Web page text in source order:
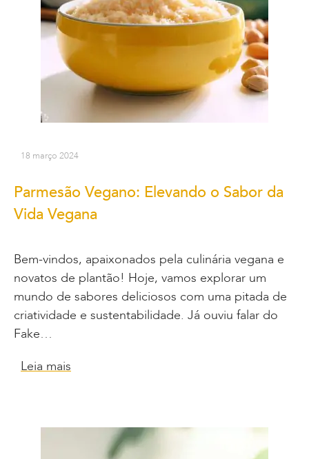
18 março 2024
Parmesão Vegano: Elevando o Sabor da
Vida Vegana
Bem-vindos, apaixonados pela culinária vegana e
novatos de plantão! Hoje, vamos explorar um
mundo de sabores deliciosos com uma pitada de
criatividade e sustentabilidade. Já ouviu falar do
Fake…
Leia mais